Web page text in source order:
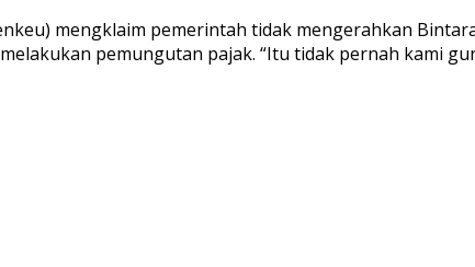
mengklaim pemerintah tidak mengerahkan
pemungutan pajak. “Itu tidak pernah kami